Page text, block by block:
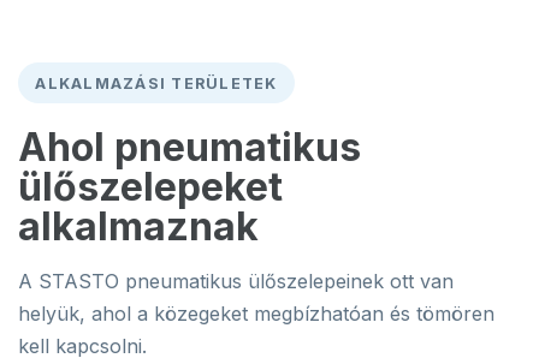
ALKALMAZÁSI TERÜLETEK
Ahol pneumatikus
ülőszelepeket
alkalmaznak
A STASTO pneumatikus ülőszelepeinek ott van
helyük, ahol a közegeket megbízhatóan és tömören
kell kapcsolni.